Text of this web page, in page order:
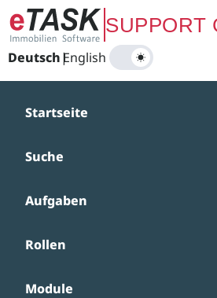
Zum Hauptinhalt springen
SUPPORT
Deutsch|
English
Startseite
Suche
Aufgaben
Rollen
Module